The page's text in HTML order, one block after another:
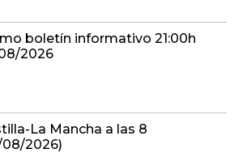
boletín informativo 21:00h
2026
La Mancha a las 8
08/2026)